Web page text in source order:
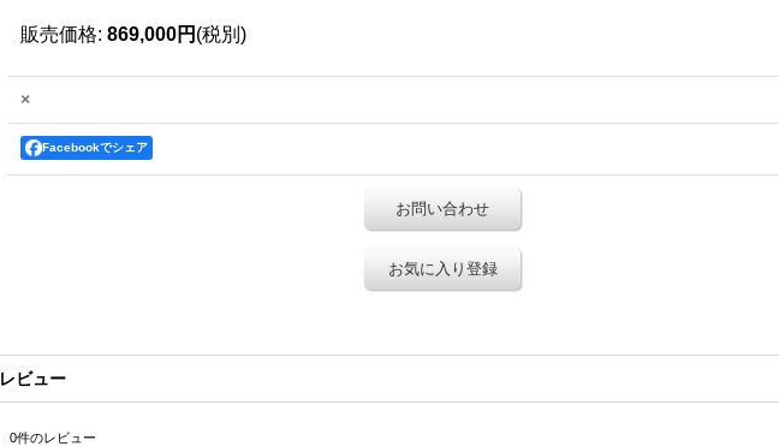
販売価格: 869,000円 (税別)
×
Facebookでシェア
お問い合わせ
お気に入り登録
レビュー
0件のレビュー